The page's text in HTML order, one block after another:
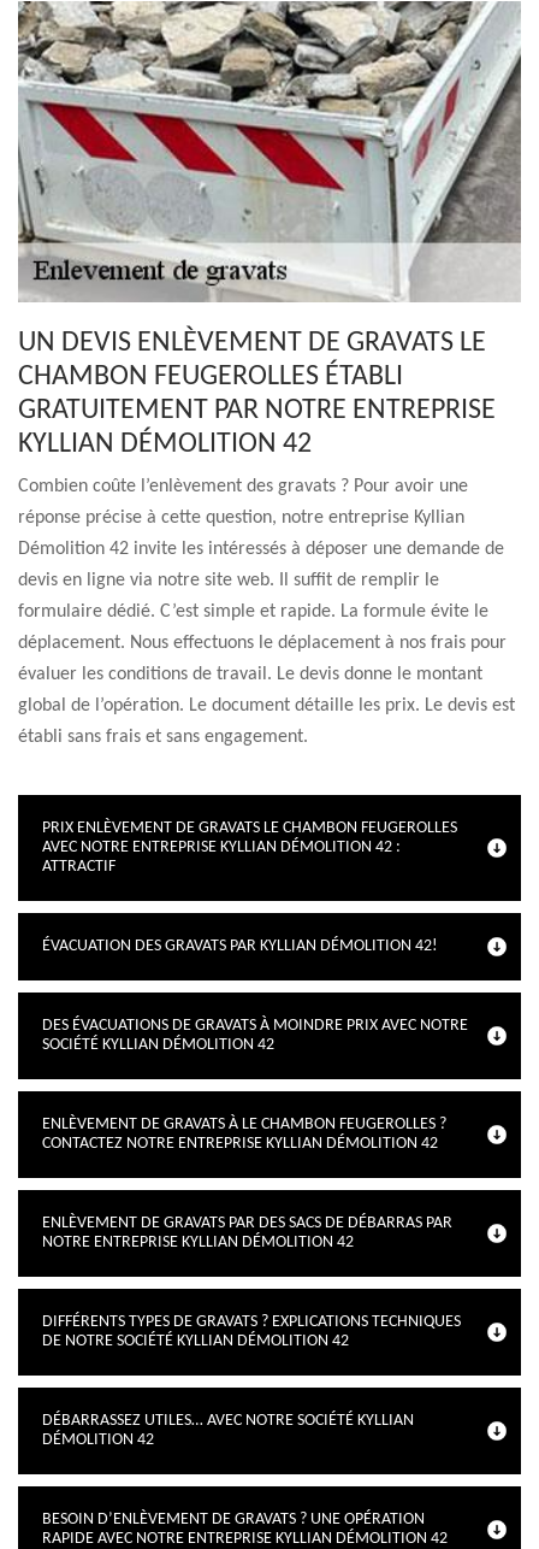
UN DEVIS ENLÈVEMENT DE GRAVATS LE
CHAMBON FEUGEROLLES ÉTABLI
GRATUITEMENT PAR NOTRE ENTREPRISE
KYLLIAN DÉMOLITION 42
Combien coûte l’enlèvement des gravats ? Pour avoir une
réponse précise à cette question, notre entreprise Kyllian
Démolition 42 invite les intéressés à déposer une demande de
devis en ligne via notre site web. Il suffit de remplir le
formulaire dédié. C’est simple et rapide. La formule évite le
déplacement. Nous effectuons le déplacement à nos frais pour
évaluer les conditions de travail. Le devis donne le montant
global de l’opération. Le document détaille les prix. Le devis est
établi sans frais et sans engagement.
PRIX ENLÈVEMENT DE GRAVATS LE CHAMBON FEUGEROLLES
AVEC NOTRE ENTREPRISE KYLLIAN DÉMOLITION 42 :
ATTRACTIF
ÉVACUATION DES GRAVATS PAR KYLLIAN DÉMOLITION 42!
DES ÉVACUATIONS DE GRAVATS À MOINDRE PRIX AVEC NOTRE
SOCIÉTÉ KYLLIAN DÉMOLITION 42
ENLÈVEMENT DE GRAVATS À LE CHAMBON FEUGEROLLES ?
CONTACTEZ NOTRE ENTREPRISE KYLLIAN DÉMOLITION 42
ENLÈVEMENT DE GRAVATS PAR DES SACS DE DÉBARRAS PAR
NOTRE ENTREPRISE KYLLIAN DÉMOLITION 42
DIFFÉRENTS TYPES DE GRAVATS ? EXPLICATIONS TECHNIQUES
DE NOTRE SOCIÉTÉ KYLLIAN DÉMOLITION 42
DÉBARRASSEZ UTILES… AVEC NOTRE SOCIÉTÉ KYLLIAN
DÉMOLITION 42
BESOIN D’ENLÈVEMENT DE GRAVATS ? UNE OPÉRATION
RAPIDE AVEC NOTRE ENTREPRISE KYLLIAN DÉMOLITION 42